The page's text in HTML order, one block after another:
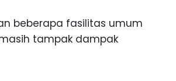
beberapa fasilitas umum
masih tampak dampak